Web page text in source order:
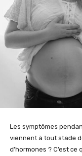
Les symptômes
viennent à tout stade
d’hormones ? C’est